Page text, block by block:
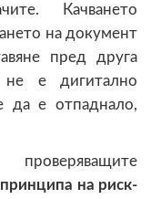
Качването
на документ
пред друга
не е дигитално
да е отпаднало,
принципа на риск-